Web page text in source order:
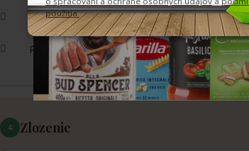
Varte ich v dostatočnom množstve osolenej
Pravidelne miešajte počas varenia
4 Zlozenie